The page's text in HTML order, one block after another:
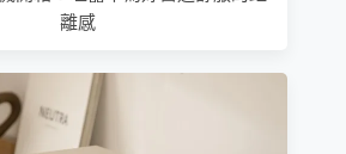
離感